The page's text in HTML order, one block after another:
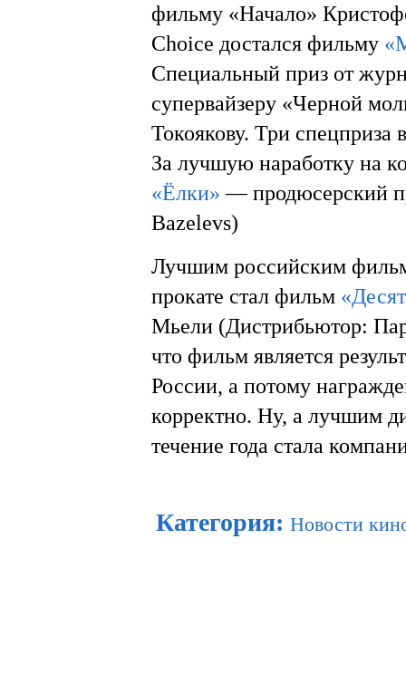
фильму «Начало»
Choice достался фильму
Специальный приз от
супервайзеру «Черной
Токоякову. Три
За лучшую наработку на
«Ёлки» — продюсерский
Bazelevs)
Лучшим российским
прокате стал фильм
Мьели (Дистрибьютор:
что фильм является
России, а потому
корректно. Ну, а лучшим
течение года стала
Категория: Новости